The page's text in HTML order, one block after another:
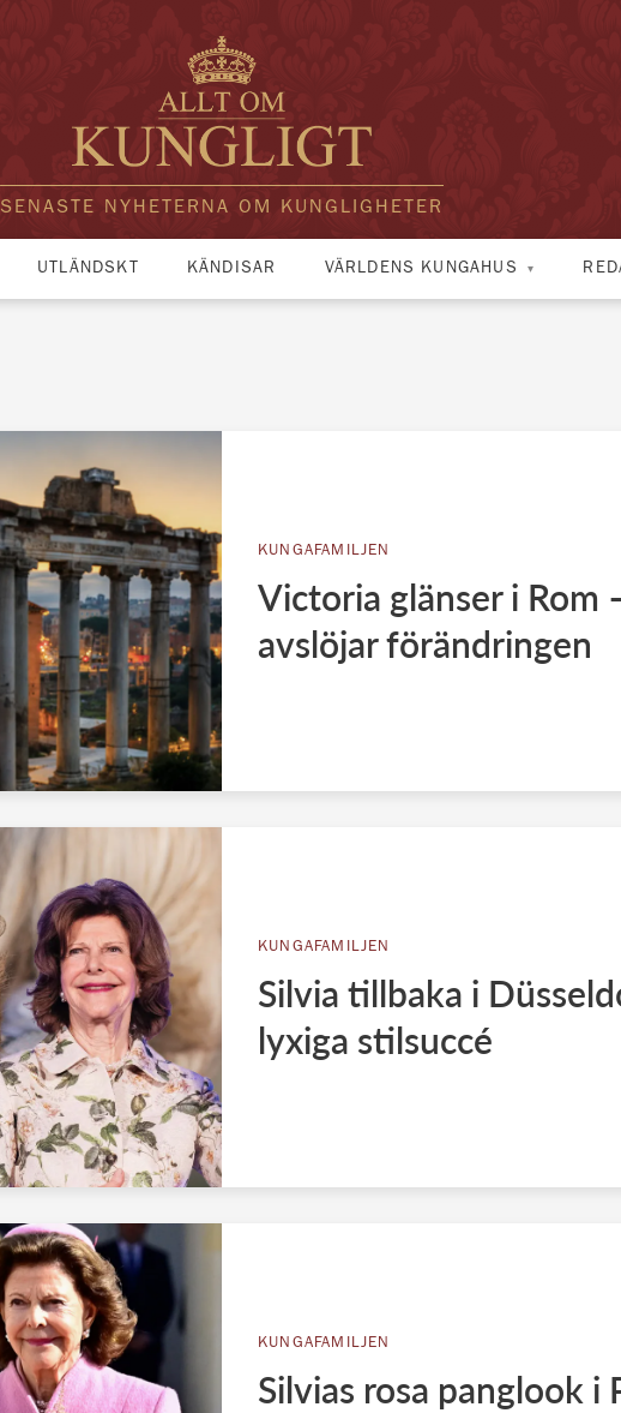
SENASTE NYHETERNA OM KUNGLIGHETER
UTLÄNDSKT KÄNDISAR VÄRLDENS KUNGAHUS
KUNGAFAMILJEN
Victoria glänser i Rom
avslöjar förändringen
KUNGAFAMILJEN
Silvia tillbaka i
lyxiga stilsuccé
KUNGAFAMILJEN
Silvias rosa panglook i